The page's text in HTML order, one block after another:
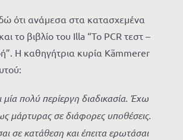
ότι ανάμεσα στα κατασχεμένα
το βιβλίο του Illa “Το PCR τεστ –
Η καθηγήτρια κυρία Κämmerer
μία πολύ περίεργη διαδικασία. Έχω
μάρτυρας σε διάφορες υποθέσεις.
σε κατάθεση και έπειτα ερωτάσαι